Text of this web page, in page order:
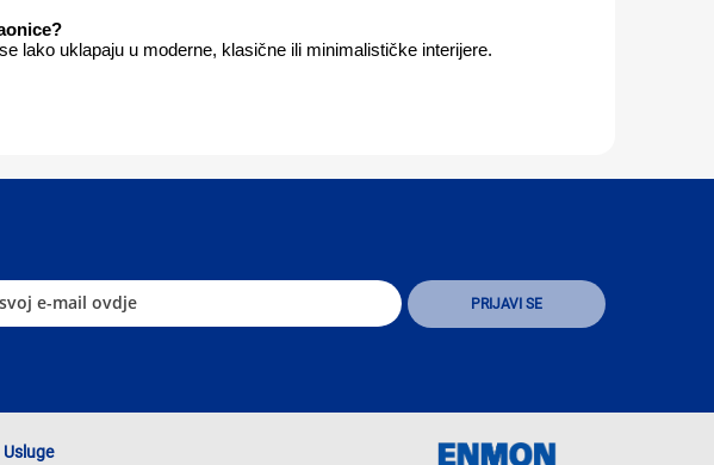
lako uklapaju u moderne, klasične ili minimalističke interijere.
Usluge